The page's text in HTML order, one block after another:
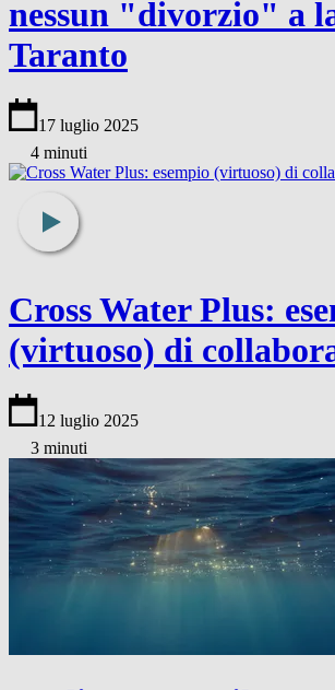
nessun "divorzio" a
Taranto
17 luglio 2025
4 minuti
Cross Water Plus:
(virtuoso) di
12 luglio 2025
3 minuti